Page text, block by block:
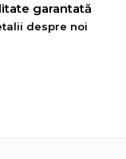
garantată
despre noi